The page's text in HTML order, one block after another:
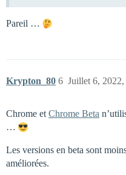
Pareil …
Krypton_80 Juillet 6,
6
Chrome et Chrome Beta
…
Les versions en beta sont
améliorées.